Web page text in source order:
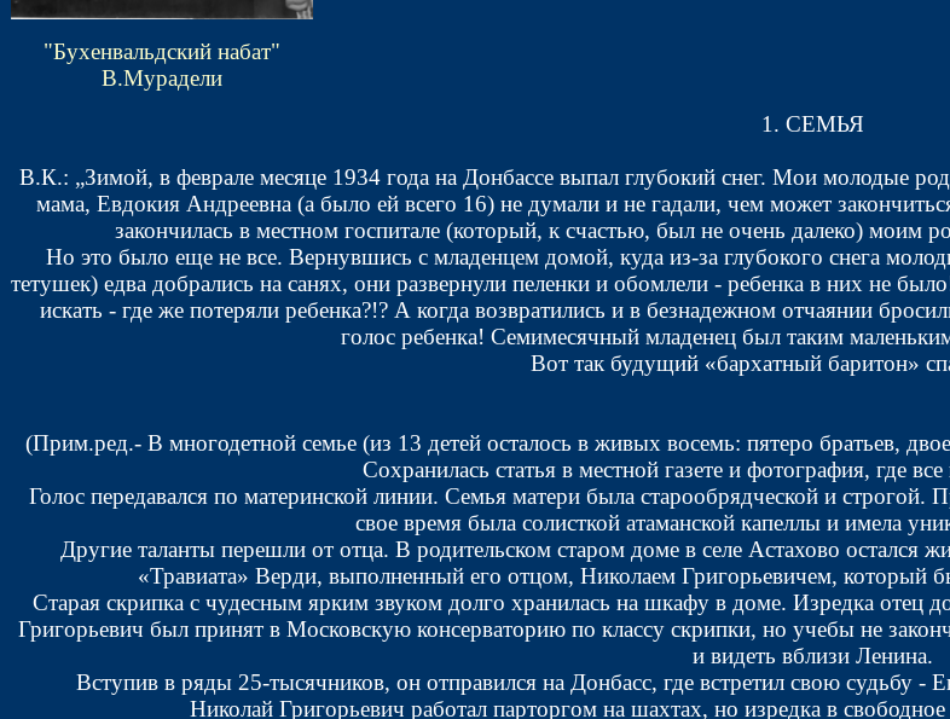
"Бухенвальдский набат"
В.Мурадели
1. СЕМЬЯ
В.К.: „Зимой, в феврале месяце 1934 года на Донбассе выпал глубокий снег. Мои молодые
мама, Евдокия Андреевна (а было ей всего 16) не думали и не гадали, чем может
закончилась в местном госпитале (который, к счастью, был не очень далеко) моим
Но это было еще не все. Вернувшись с младенцем домой, куда из-за глубокого снега
тетушек) едва добрались на санях, они развернули пеленки и обомлели - ребенка в них не
искать - где же потеряли ребенка?!? А когда возвратились и в безнадежном отчаянии
голос ребенка! Семимесячный младенец был таким
Вот так будущий «бархатный баритон»
(Прим.ред.- В многодетной семье (из 13 детей осталось в живых восемь: пятеро братьев,
Сохранилась статья в местной газете и фотография, где
Голос передавался по материнской линии. Семья матери была старообрядческой и
свое время была солисткой атаманской капеллы и имела
Другие таланты перешли от отца. В родительском старом доме в селе Астахово
«Травиата» Верди, выполненный его отцом, Николаем Григорьевичем,
Старая скрипка с чудесным ярким звуком долго хранилась на шкафу в доме. Изредка отец
Григорьевич был принят в Московскую консерваторию по классу скрипки, но учебы не
и видеть вблизи Ленина.
Вступив в ряды 25-тысячников, он отправился на Донбасс, где встретил свою судьбу
Николай Григорьевич работал парторгом на шахтах, но изредка в